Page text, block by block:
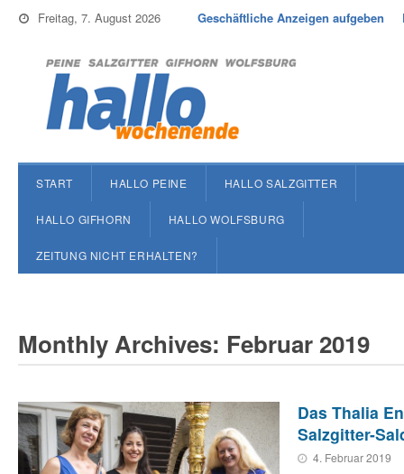
Freitag, 7. August 2026 Geschäftliche Anzeigen aufgeben
START HALLO PEINE HALLO SALZGITTER
HALLO GIFHORN HALLO WOLFSBURG
ZEITUNG NICHT ERHALTEN?
Monthly Archives: Februar 2019
Das Thalia
Salzgitter-
4. Februar 2019